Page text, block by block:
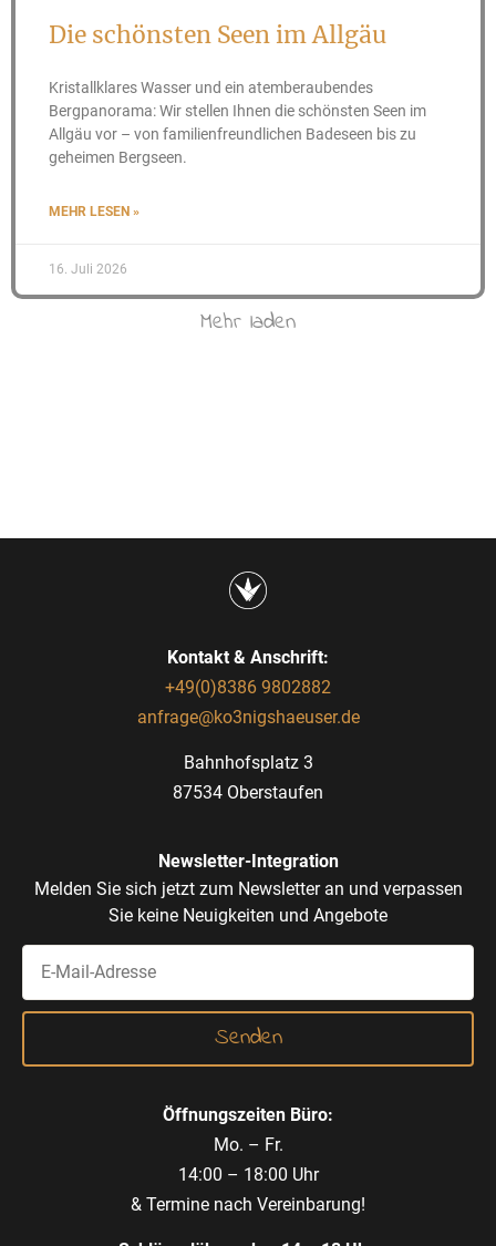
Die schönsten Seen im Allgäu
Kristallklares Wasser und ein atemberaubendes
Bergpanorama: Wir stellen Ihnen die schönsten Seen im
Allgäu vor – von familienfreundlichen Badeseen bis zu
geheimen Bergseen.
MEHR LESEN »
16. Juli 2026
Mehr laden
Kontakt & Anschrift:
+49(0)8386 9802882
anfrage@ko3nigshaeuser.de
Bahnhofsplatz 3
87534 Oberstaufen
Newsletter-Integration
Melden Sie sich jetzt zum Newsletter an und verpassen
Sie keine Neuigkeiten und Angebote
Öffnungszeiten Büro:
Mo. – Fr.
14:00 – 18:00 Uhr
& Termine nach Vereinbarung!